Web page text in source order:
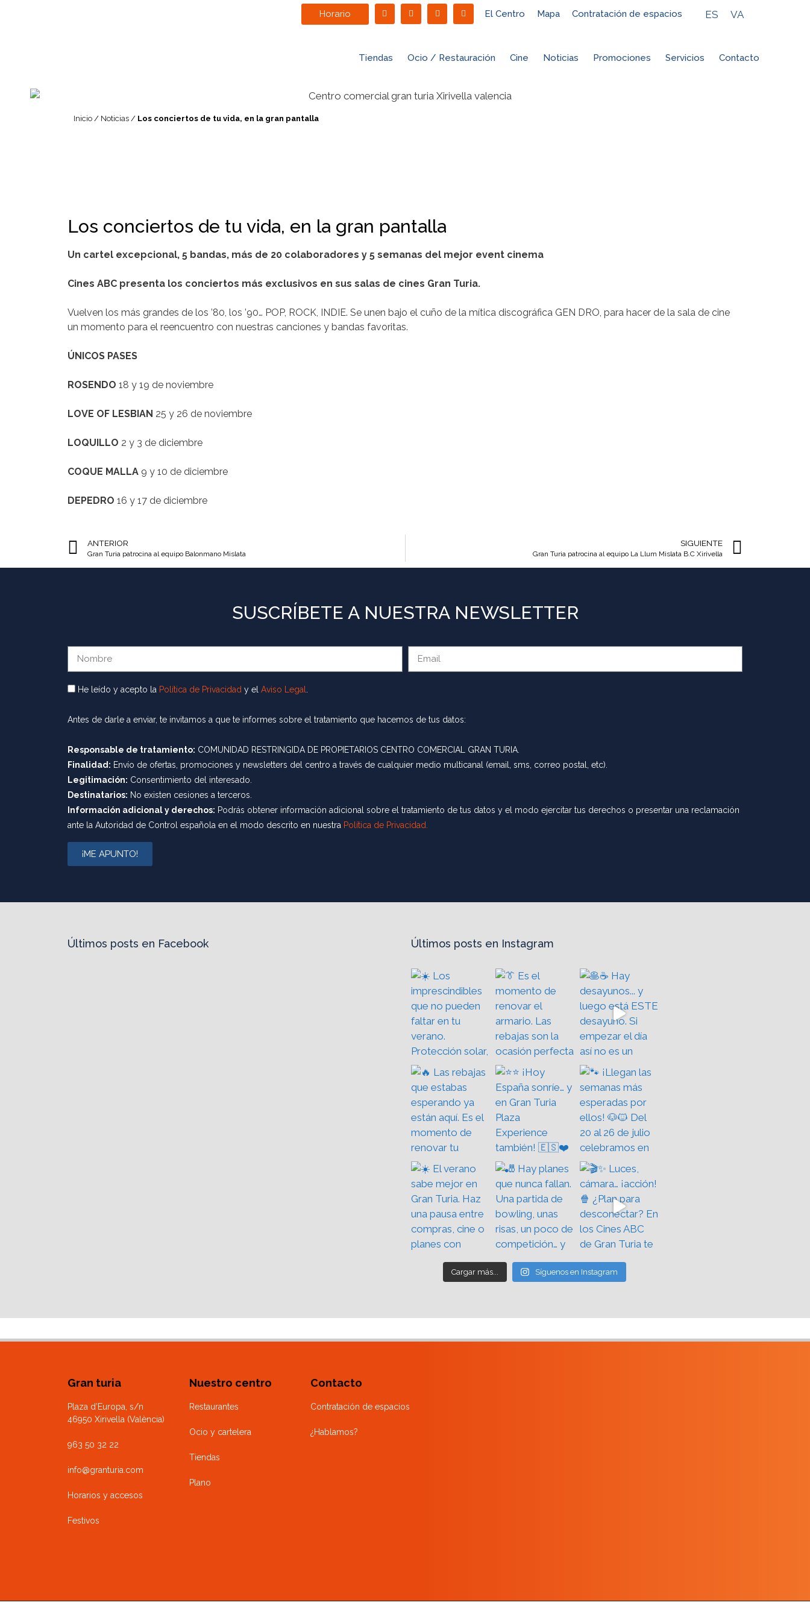
Horario El Centro Mapa Contratación de espacios ES VA
Tiendas Ocio / Restauración Cine Noticias Promociones Servicios Contacto
Inicio / Noticias / Los conciertos de tu vida, en la gran pantalla
Los conciertos de tu vida, en la gran pantalla
Un cartel excepcional, 5 bandas, más de 20 colaboradores y 5 semanas del mejor event cinema
Cines ABC presenta los conciertos más exclusivos en sus salas de cines Gran Turia.
Vuelven los más grandes de los ’80, los ’90… POP, ROCK, INDIE. Se unen bajo el cuño de la mítica discográfica GEN DRO, para hacer de la sala de cine
un momento para el reencuentro con nuestras canciones y bandas favoritas.
ÚNICOS PASES
ROSENDO 18 y 19 de noviembre
LOVE OF LESBIAN 25 y 26 de noviembre
LOQUILLO 2 y 3 de diciembre
COQUE MALLA 9 y 10 de diciembre
DEPEDRO 16 y 17 de diciembre
ANTERIOR
Gran Turia patrocina al equipo Balonmano Mislata
SIGUIENTE
Gran Turia patrocina al equipo La Llum Mislata B.C Xirivella
SUSCRÍBETE A NUESTRA NEWSLETTER
He leído y acepto la Política de Privacidad y el Aviso Legal
Antes de darle a enviar, te invitamos a que te informes sobre el tratamiento que hacemos de tus datos:
Responsable de tratamiento: COMUNIDAD RESTRINGIDA DE PROPIETARIOS CENTRO COMERCIAL GRAN TURIA.
Finalidad: Envío de ofertas, promociones y newsletters del centro a través de cualquier medio multicanal (email, sms, correo postal, etc).
Legitimación: Consentimiento del interesado.
Destinatarios: No existen cesiones a terceros.
Información adicional y derechos: Podrás obtener información adicional sobre el tratamiento de tus datos y el modo ejercitar tus derechos o presentar una reclamación
ante la Autoridad de Control española en el modo descrito en nuestra Política de Privacidad.
¡ME APUNTO!
Últimos posts en Facebook Últimos posts en Instagram
Cargar más... Síguenos en Instagram
Gran turia
Plaza d’Europa, s/n
46950 Xirivella (València)
963 50 32 22
info@granturia.com
Horarios y accesos
Festivos
Nuestro centro
Restaurantes
Ocio y cartelera
Tiendas
Plano
Contacto
Contratación de espacios
¿Hablamos?